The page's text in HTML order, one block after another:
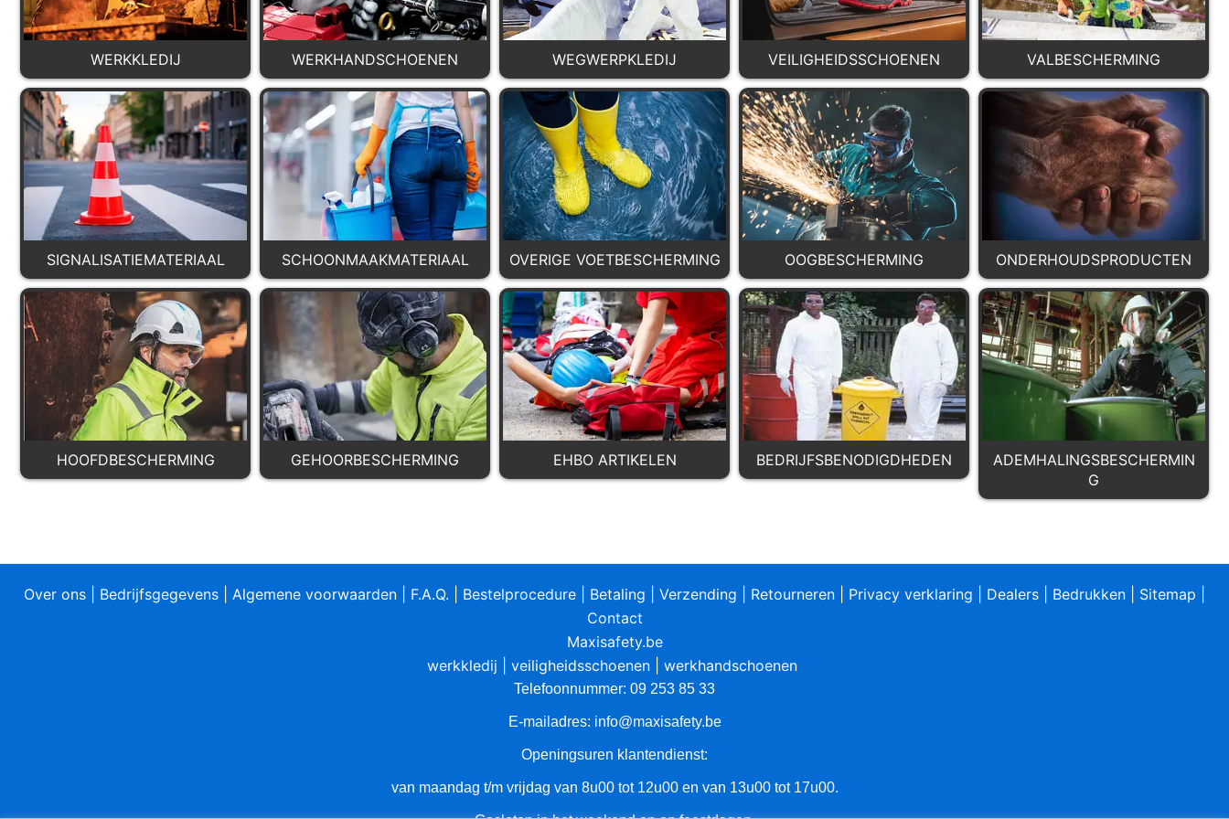
WERKKLEDIJ WERKHANDSCHOENEN WEGWERPKLEDIJ VEILIGHEIDSSCHOENEN VALBESCHERMING
SIGNALISATIEMATERIAAL SCHOONMAAKMATERIAAL OVERIGE VOETBESCHERMING OOGBESCHERMING ONDERHOUDSPRODUCTEN
HOOFDBESCHERMING GEHOORBESCHERMING EHBO ARTIKELEN BEDRIJFSBENODIGDHEDEN
ADEMHALINGSBESCHERMIN
G
Over ons Bedrijfsgegevens Algemene voorwaarden F.A.Q. Bestelprocedure Betaling Verzending Retourneren Privacy verklaring Dealers Bedrukken Sitemap
Contact
Maxisafety.be
werkkledij
veiligheidsschoenen werkhandschoenen
Telefoonnummer: 09 253 85 33
E-mailadres: info@maxisafety.be
Openingsuren klantendienst:
van maandag t/m vrijdag van 8u00 tot 12u00 en van 13u00 tot 17u00.